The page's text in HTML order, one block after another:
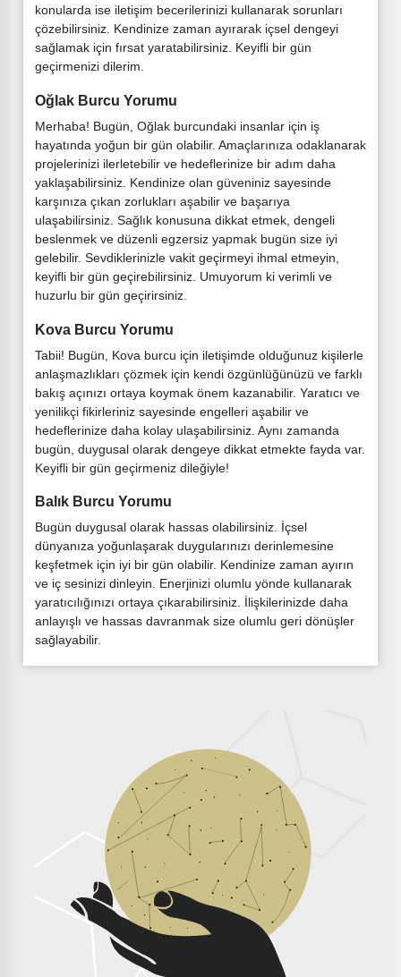
konularda ise iletişim becerilerinizi kullanarak sorunları
çözebilirsiniz. Kendinize zaman ayırarak içsel dengeyi
sağlamak için fırsat yaratabilirsiniz. Keyifli bir gün
geçirmenizi dilerim.
Oğlak Burcu Yorumu
Merhaba! Bugün, Oğlak burcundaki insanlar için iş
hayatında yoğun bir gün olabilir. Amaçlarınıza odaklanarak
projelerinizi ilerletebilir ve hedeflerinize bir adım daha
yaklaşabilirsiniz. Kendinize olan güveniniz sayesinde
karşınıza çıkan zorlukları aşabilir ve başarıya
ulaşabilirsiniz. Sağlık konusuna dikkat etmek, dengeli
beslenmek ve düzenli egzersiz yapmak bugün size iyi
gelebilir. Sevdiklerinizle vakit geçirmeyi ihmal etmeyin,
keyifli bir gün geçirebilirsiniz. Umuyorum ki verimli ve
huzurlu bir gün geçirirsiniz.
Kova Burcu Yorumu
Tabii! Bugün, Kova burcu için iletişimde olduğunuz kişilerle
anlaşmazlıkları çözmek için kendi özgünlüğünüzü ve farklı
bakış açınızı ortaya koymak önem kazanabilir. Yaratıcı ve
yenilikçi fikirleriniz sayesinde engelleri aşabilir ve
hedeflerinize daha kolay ulaşabilirsiniz. Aynı zamanda
bugün, duygusal olarak dengeye dikkat etmekte fayda var.
Keyifli bir gün geçirmeniz dileğiyle!
Balık Burcu Yorumu
Bugün duygusal olarak hassas olabilirsiniz. İçsel
dünyanıza yoğunlaşarak duygularınızı derinlemesine
keşfetmek için iyi bir gün olabilir. Kendinize zaman ayırın
ve iç sesinizi dinleyin. Enerjinizi olumlu yönde kullanarak
yaratıcılığınızı ortaya çıkarabilirsiniz. İlişkilerinizde daha
anlayışlı ve hassas davranmak size olumlu geri dönüşler
sağlayabilir.